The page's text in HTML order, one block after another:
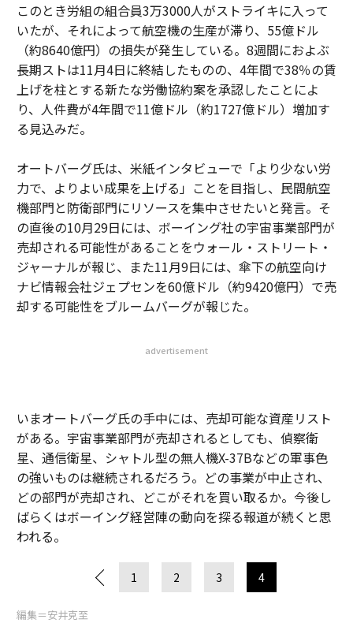
このとき労組の組合員3万3000人がストライキに入って
いたが、それによって航空機の生産が滞り、55億ドル
（約8640億円）の損失が発生している。8週間におよぶ
長期ストは11月4日に終結したものの、4年間で38％の賃
上げを柱とする新たな労働協約案を承認したことによ
り、人件費が4年間で11億ドル（約1727億ドル）増加す
る見込みだ。
オートバーグ氏は、米紙インタビューで「より少ない労
力で、よりよい成果を上げる」ことを目指し、民間航空
機部門と防衛部門にリソースを集中させたいと発言。そ
の直後の10月29日には、ボーイング社の宇宙事業部門が
売却される可能性があることをウォール・ストリート・
ジャーナルが報じ、また11月9日には、傘下の航空向け
ナビ情報会社ジェプセンを60億ドル（約9420億円）で売
却する可能性をブルームバーグが報じた。
advertisement
いまオートバーグ氏の手中には、売却可能な資産リスト
がある。宇宙事業部門が売却されるとしても、偵察衛
星、通信衛星、シャトル型の無人機X-37Bなどの軍事色
の強いものは継続されるだろう。どの事業が中止され、
どの部門が売却され、どこがそれを買い取るか。今後し
ばらくはボーイング経営陣の動向を探る報道が続くと思
われる。
1 2 3 4
編集＝安井克至